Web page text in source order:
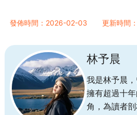
發佈時間：2026-02-03 更新時間
林予晨
我是林予晨
擁有超過十
角，為讀者